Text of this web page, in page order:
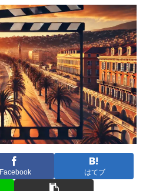
Facebook はてブ